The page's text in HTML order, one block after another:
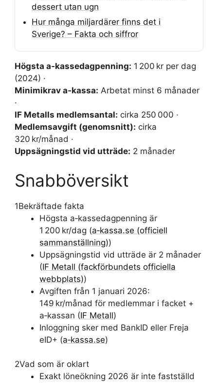
dessert utan ugn
Hur många miljardärer finns det i
Sverige? – Fakta och siffror
Högsta a‑kassedagpenning: 1 200 kr per dag
(2024) ·
Minimikrav a‑kassa: Arbetat minst 6 månader
·
IF Metalls medlemsantal: cirka 250 000 ·
Medlemsavgift (genomsnitt): cirka
320 kr/månad ·
Uppsägningstid vid utträde: 2 månader
Snabböversikt
1Bekräftade fakta
Högsta a‑kassedagpenning är
1 200 kr/dag (a‑kassa.se (officiell
sammanställning))
Uppsägningstid vid utträde är 2 månader
(IF Metall (fackförbundets officiella
webbplats))
Avgiften från 1 januari 2026:
149 kr/månad för medlemmar i facket +
a‑kassan (IF Metall)
Inloggning sker med BankID eller Freja
eID+ (a‑kassa.se)
2Vad som är oklart
Exakt löneökning 2026 är inte fastställd